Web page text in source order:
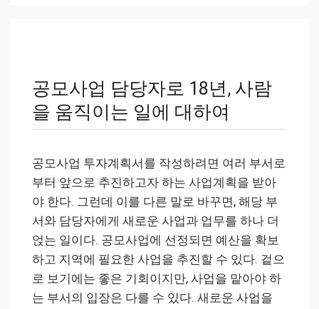
공모사업 담당자로 18년, 사람
을 움직이는 일에 대하여
공모사업 투자계획서를 작성하려면 여러 부서로
부터 앞으로 추진하고자 하는 사업계획을 받아
야 한다. 그런데 이를 다른 말로 바꾸면, 해당 부
서와 담당자에게 새로운 사업과 업무를 하나 더
얹는 일이다. 공모사업에 선정되면 예산을 확보
하고 지역에 필요한 사업을 추진할 수 있다. 겉으
로 보기에는 좋은 기회이지만, 사업을 맡아야 하
는 부서의 입장은 다를 수 있다. 새로운 사업을